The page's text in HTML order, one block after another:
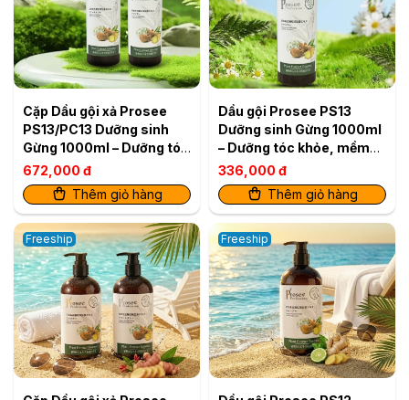
Cặp Dầu gội xả Prosee
PS13/PC13 Dưỡng sinh
Gừng 1000ml – Dưỡng tóc
khỏe, mềm mượt
672,000 đ
Thêm giỏ hàng
Dầu gội Prosee PS13
Dưỡng sinh Gừng 1000ml
– Dưỡng tóc khỏe, mềm
mượt
336,000 đ
Thêm giỏ hàng
Freeship Freeship